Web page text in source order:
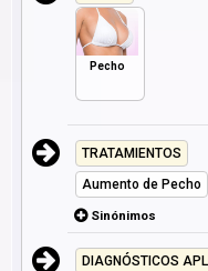
Pecho
TRATAMIENTOS
Aumento de Pecho
Sinónimos
DIAGNÓSTICOS